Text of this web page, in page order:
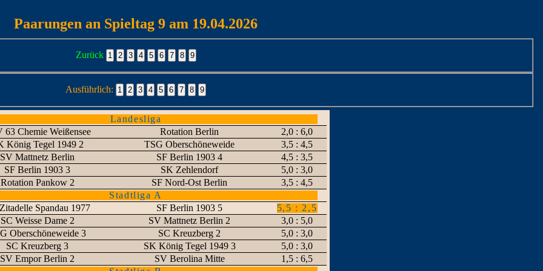
Paarungen an Spieltag 9 am 19.04.2026
Zurück
Ausführlich:
Landesliga
63 Chemie Weißensee
Rotation Berlin
2,0 : 6,0
König Tegel 1949 2
TSG Oberschöneweide
3,5 : 4,5
SV Mattnetz Berlin
SF Berlin 1903 4
4,5 : 3,5
SF Berlin 1903 3
SK Zehlendorf
5,0 : 3,0
Rotation Pankow 2
SF Nord-Ost Berlin
3,5 : 4,5
Stadtliga A
Spandau 1977
SF Berlin 1903 5
5,5 : 2,5
SC Weisse Dame 2
SV Mattnetz Berlin 2
3,0 : 5,0
Oberschöneweide 3
SC Kreuzberg 2
5,0 : 3,0
SC Kreuzberg 3
SK König Tegel 1949 3
5,0 : 3,0
SV Empor Berlin 2
SV Berolina Mitte
1,5 : 6,5